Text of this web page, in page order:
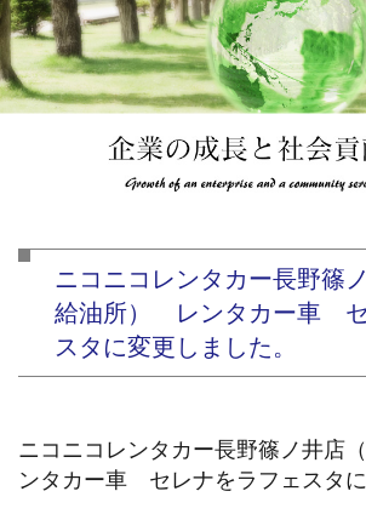
ニコニコレンタカー長野篠
給油所） レンタカー車 セ
スタに変更しました。
ニコニコレンタカー長野篠ノ井店
ンタカー車 セレナをラフェスタに